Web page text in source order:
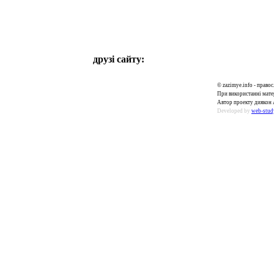
друзі сайту:
© zazimye.info -
При використанні
Автор проекту диякон
Developed by web-